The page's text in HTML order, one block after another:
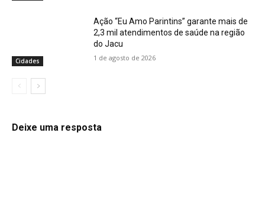
Cidades
Ação “Eu Amo Parintins” garante mais de
2,3 mil atendimentos de saúde na região
do Jacu
1 de agosto de 2026
Deixe uma resposta